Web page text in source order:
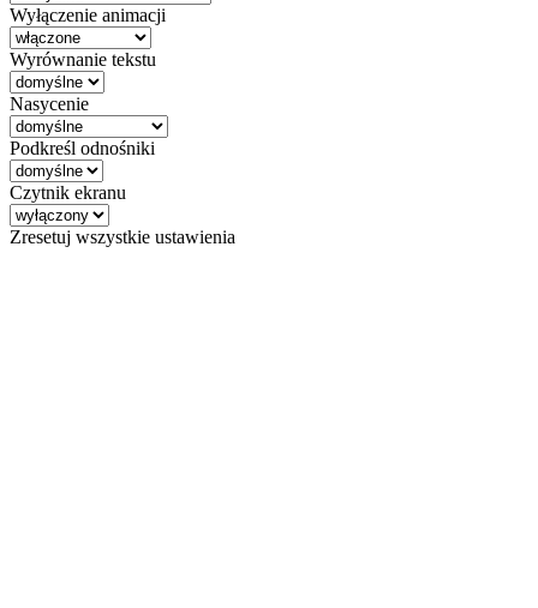
Wyłączenie animacji
Wyrównanie tekstu
Nasycenie
Podkreśl odnośniki
Czytnik ekranu
Zresetuj wszystkie ustawienia